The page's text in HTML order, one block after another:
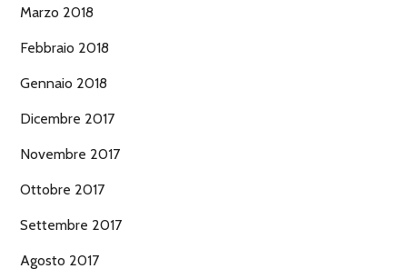
Marzo 2018
Febbraio 2018
Gennaio 2018
Dicembre 2017
Novembre 2017
Ottobre 2017
Settembre 2017
Agosto 2017